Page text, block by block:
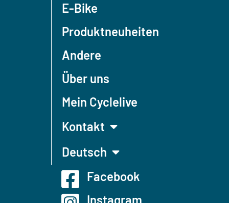
E-Bike
Produktneuheiten
Andere
Über uns
Mein Cyclelive
Kontakt
Deutsch
Facebook
Instagram